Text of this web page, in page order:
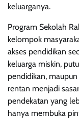
keluarganya.
Program Sekolah
kelompok
akses pendidikan
keluarga miskin,
pendidikan,
rentan menjadi
pendekatan yang
hanya membuka